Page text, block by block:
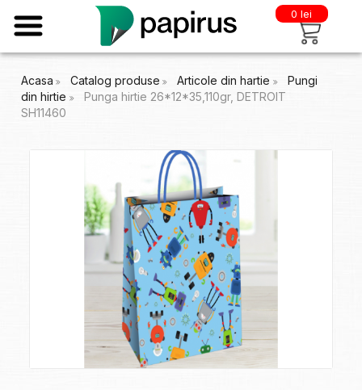
0 lei
Acasa Catalog produse Articole din hartie
Pungi
din hirtie
Punga hirtie 26*12*35,110gr, DETROIT
SH11460